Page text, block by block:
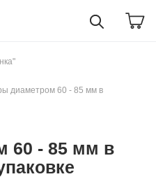
диаметром 60 - 85 мм в
60 - 85 мм в